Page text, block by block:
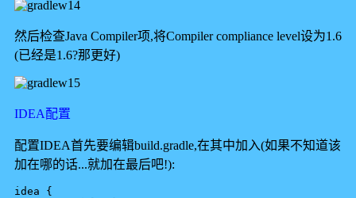
然后检查Java Compiler项,将Compiler compliance level设为1.6
(已经是1.6?那更好)
IDEA配置
配置IDEA首先要编辑build.gradle,在其中加入(如果不知道该
加在哪的话...就加在最后吧!):
idea {